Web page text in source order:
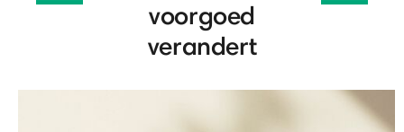
voorgoed
verandert